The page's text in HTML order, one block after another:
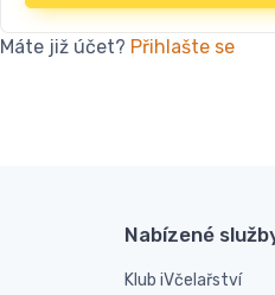
Máte již účet? Přihlašte se
Nabízené
Klub iVčelařství